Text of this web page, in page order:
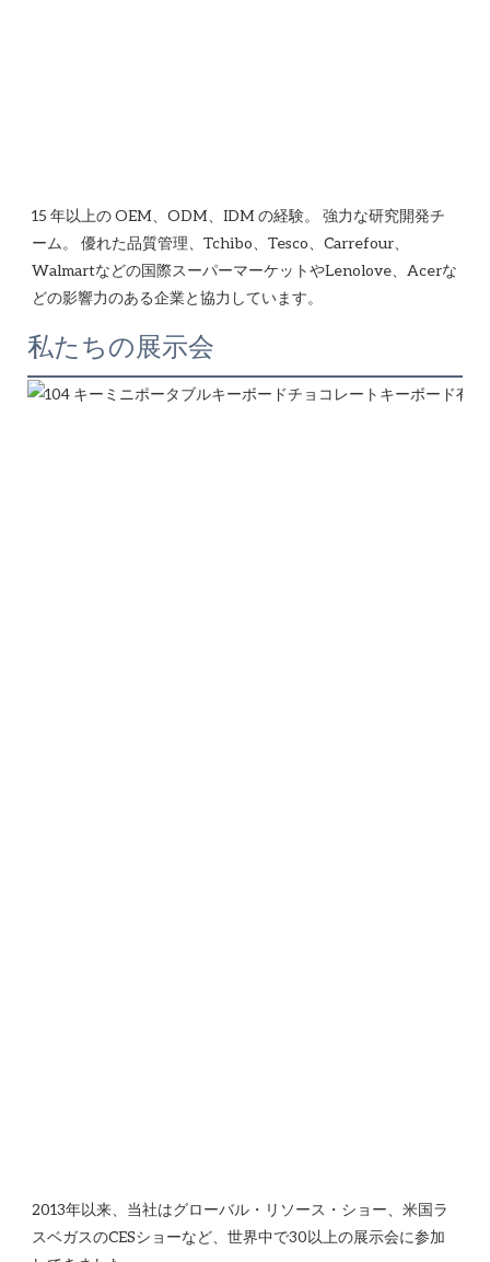
15 年以上の OEM、ODM、IDM の経験。 強力な研究開発チ
ーム。 優れた品質管理、Tchibo、Tesco、Carrefour、
Walmartなどの国際スーパーマーケットやLenolove、Acerな
私たちの展示会
2013年以来、当社はグローバル・リソース・ショー、米国ラ
スベガスのCESショーなど、世界中で30以上の展示会に参加